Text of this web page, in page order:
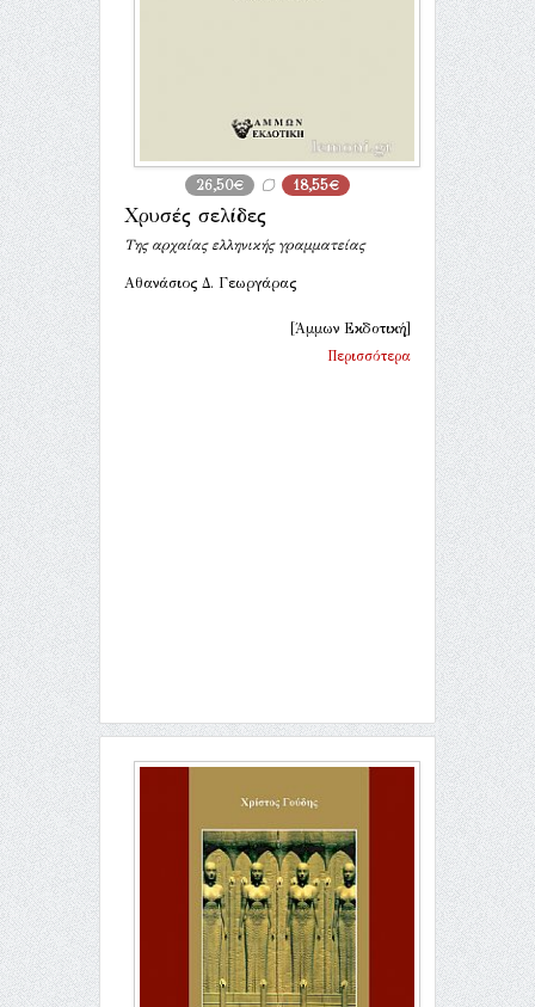
26,50€ 18,55€
Χρυσές σελίδες
Της αρχαίας ελληνικής γραμματείας
Αθανάσιος Δ. Γεωργάρας
[Άμμων Εκδοτική]
Περισσότερα